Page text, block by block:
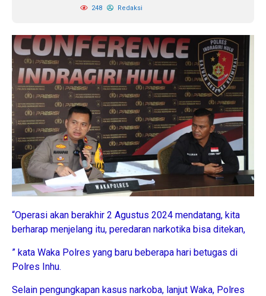
248 Redaksi
“Operasi akan berakhir 2 Agustus 2024 mendatang, kita
berharap menjelang itu, peredaran narkotika bisa ditekan,
” kata Waka Polres yang baru beberapa hari betugas di
Polres Inhu.
Selain pengungkapan kasus narkoba, lanjut Waka, Polres